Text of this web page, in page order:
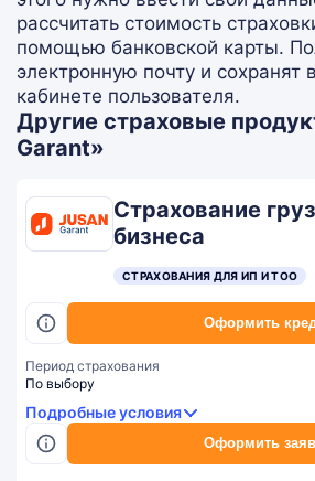
рассчитать стоимость
помощью банковской карты.
электронную почту и сохранят
кабинете пользователя.
Другие страховые
Garant»
Страхование
бизнеса
СТРАХОВАНИЯ ДЛЯ ИП И ТОО
Оформить
Период страхования
По выбору
Подробные условия
Оформить